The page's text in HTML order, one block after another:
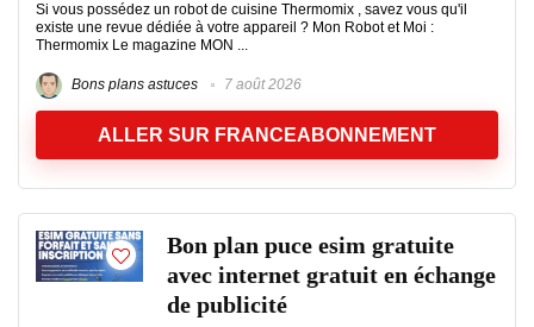
Si vous possédez un robot de cuisine Thermomix , savez vous qu'il
existe une revue dédiée à votre appareil ? Mon Robot et Moi :
Thermomix Le magazine MON ...
Bons plans astuces 7 août 2026
ALLER SUR FRANCEABONNEMENT
Bon plan puce esim gratuite
avec internet gratuit en échange
de publicité